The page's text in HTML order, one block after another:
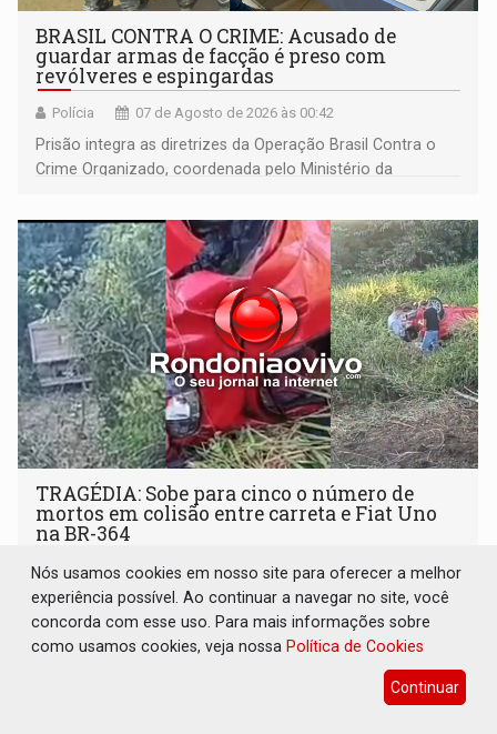
BRASIL CONTRA O CRIME: Acusado de
guardar armas de facção é preso com
revólveres e espingardas
Polícia 07 de Agosto de 2026 às 00:42
Prisão integra as diretrizes da Operação Brasil Contra o
Crime Organizado, coordenada pelo Ministério da
TRAGÉDIA: Sobe para cinco o número de
mortos em colisão entre carreta e Fiat Uno
na BR-364
Polícia 06 de Agosto de 2026 às 23:59
Quinta vítima não resiste aos ferimentos; acidente
envolveu um veículo com placa de Acrelândia (AC)
Nós usamos cookies em nosso site para oferecer a melhor
experiência possível. Ao continuar a navegar no site, você
concorda com esse uso. Para mais informações sobre
como usamos cookies, veja nossa Política de Cookies
Continuar